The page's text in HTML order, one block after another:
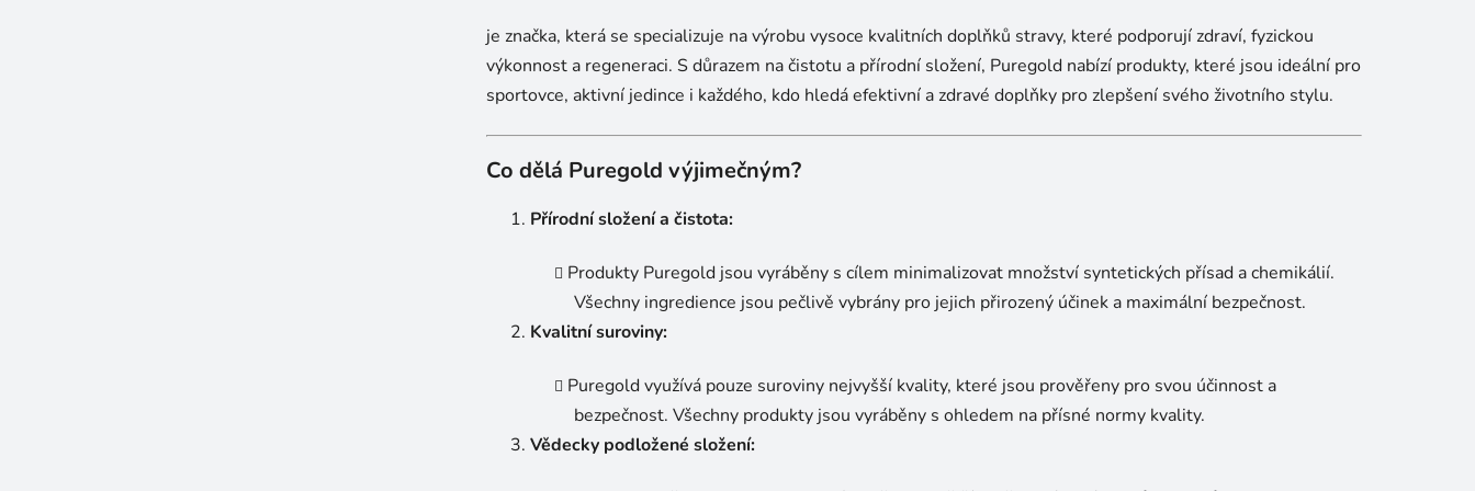
í
p
r
v
y
s
u
í
je značka, která se specializuje na výrobu vysoce kvalitních doplňků stravy, které podporují zdraví, fyzickou
výkonnost a regeneraci. S důrazem na čistotu a přírodní složení, Puregold nabízí produkty, které jsou ideální pro
sportovce, aktivní jedince i každého, kdo hledá efektivní a zdravé doplňky pro zlepšení svého životního stylu.
Co dělá Puregold výjimečným?
Přírodní složení a čistota:
Produkty Puregold jsou vyráběny s cílem minimalizovat množství syntetických přísad a chemikálií.
Všechny ingredience jsou pečlivě vybrány pro jejich přirozený účinek a maximální bezpečnost.
Kvalitní suroviny:
Puregold využívá pouze suroviny nejvyšší kvality, které jsou prověřeny pro svou účinnost a
bezpečnost. Všechny produkty jsou vyráběny s ohledem na přísné normy kvality.
Vědecky podložené složení: